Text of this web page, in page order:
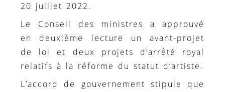
20 juillet 2022.
Le Conseil des ministres a approuvé
en deuxième lecture un avant-projet
de loi et deux projets d’arrêté royal
relatifs à la réforme du statut d’artiste.
L’accord de gouvernement stipule que